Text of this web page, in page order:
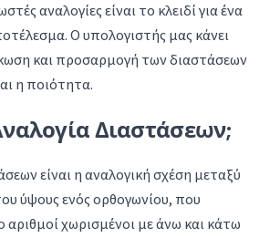
αναλογίες είναι το κλειδί για ένα
Ο υπολογιστής μας κάνει
και προσαρμογή των διαστάσεων
η ποιότητα.
Διαστάσεων;
είναι η αναλογική σχέση μεταξύ
ύψους ενός ορθογωνίου, που
αριθμοί χωρισμένοι με άνω και κάτω